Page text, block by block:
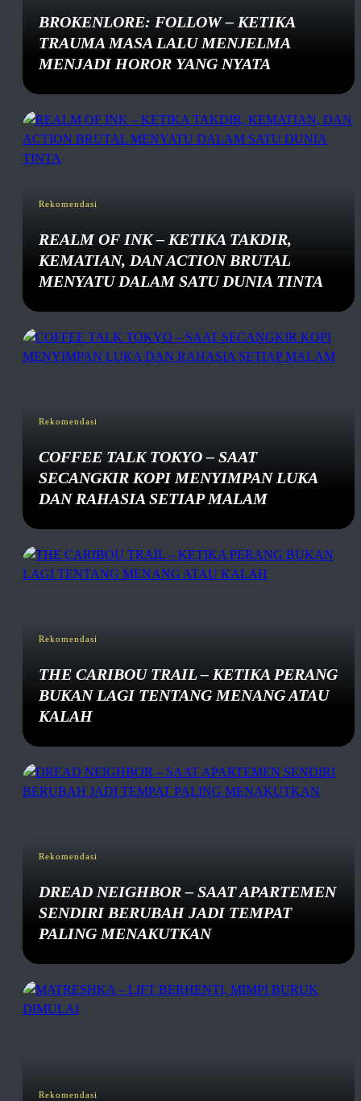
BROKENLORE: FOLLOW – KETIKA
TRAUMA MASA LALU MENJELMA
MENJADI HOROR YANG NYATA
Rekomendasi
REALM OF INK – KETIKA TAKDIR,
KEMATIAN, DAN ACTION BRUTAL
MENYATU DALAM SATU DUNIA TINTA
Rekomendasi
COFFEE TALK TOKYO – SAAT
SECANGKIR KOPI MENYIMPAN LUKA
DAN RAHASIA SETIAP MALAM
Rekomendasi
THE CARIBOU TRAIL – KETIKA PERANG
BUKAN LAGI TENTANG MENANG ATAU
KALAH
Rekomendasi
DREAD NEIGHBOR – SAAT APARTEMEN
SENDIRI BERUBAH JADI TEMPAT
PALING MENAKUTKAN
Rekomendasi